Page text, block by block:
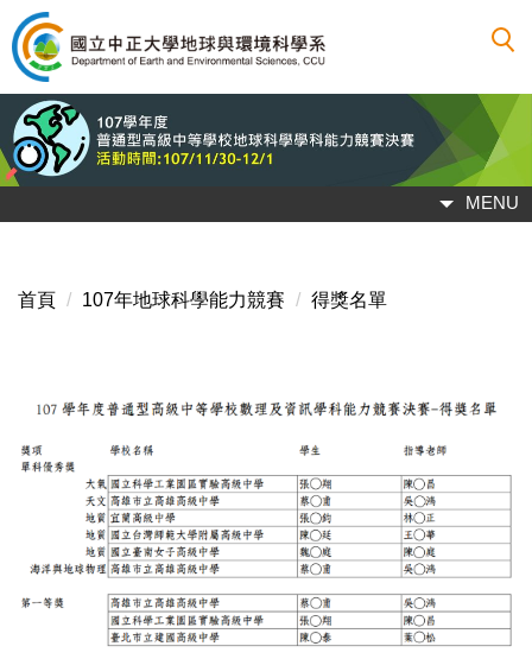
跳
到
主
要
內
容
區
MENU
首頁 107年地球科學能力競賽 得獎名單